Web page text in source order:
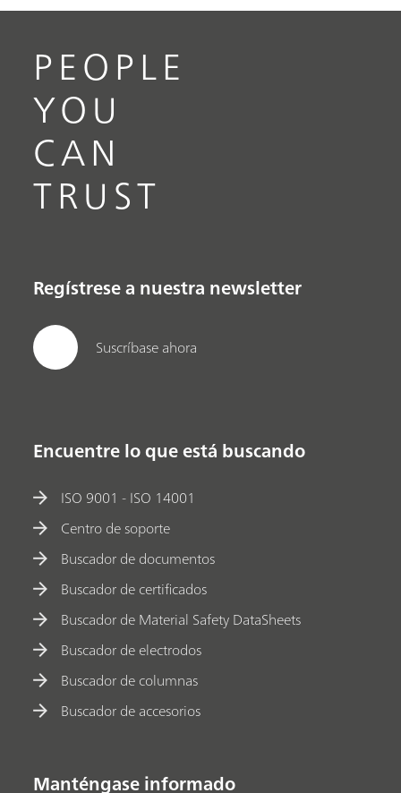
PEOPLE
YOU
CAN
TRUST
Regístrese a nuestra newsletter
Suscríbase ahora
Encuentre lo que está buscando
ISO 9001 - ISO 14001
Centro de soporte
Buscador de documentos
Buscador de certificados
Buscador de Material Safety DataSheets
Buscador de electrodos
Buscador de columnas
Buscador de accesorios
Manténgase informado